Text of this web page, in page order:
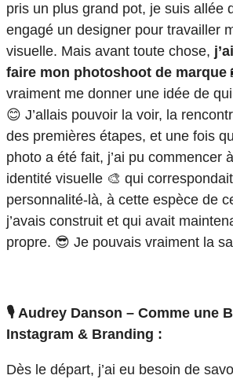
pris un plus grand pot, je suis allée
engagé un designer pour travailler
visuelle. Mais avant toute chose,
faire mon photoshoot de marque
vraiment me donner une idée de
😊 J’allais pouvoir la voir, la
des premières étapes, et une fois
photo a été fait, j’ai pu commencer
identité visuelle 🎨 qui
personnalité-là, à cette espèce de
j’avais construit et qui avait
propre. 😎 Je pouvais vraiment la
🎙️ Audrey Danson – Comme une
Instagram & Branding :
Dès le départ, j’ai eu besoin de